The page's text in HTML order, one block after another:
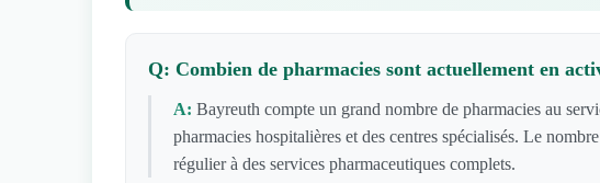
Q: Combien de pharmacies sont actuellement en
A: Bayreuth compte un grand nombre de pharmacies au
pharmacies hospitalières et des centres spécialisés. Le
régulier à des services pharmaceutiques complets.